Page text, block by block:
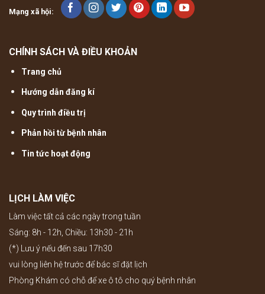
Mạng xã hội:
CHÍNH SÁCH VÀ ĐIỀU KHOẢN
Trang chủ
Hướng dẫn đăng kí
Quy trình điều trị
Phản hồi từ bệnh nhân
Tin tức hoạt động
LỊCH LÀM VIỆC
Làm việc tất cả các ngày trong tuần
Sáng: 8h - 12h, Chiều: 13h30 - 21h
(*) Lưu ý nếu đến sau 17h30
vui lòng liên hệ trước để bác sĩ đặt lịch
Phòng Khám có chỗ để xe ô tô cho quý bệnh nhân